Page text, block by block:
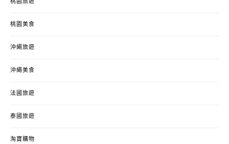
桃園旅遊
桃園美食
沖繩旅遊
沖繩美食
法國旅遊
泰國旅遊
淘寶購物